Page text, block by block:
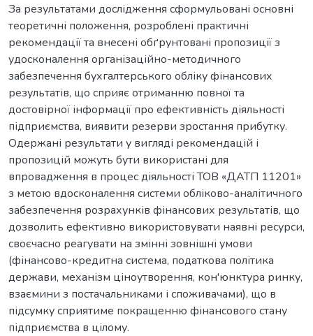
За результатами дослідження сформульовані основні
теоретичні положення, розроблені практичні
рекомендації та внесені обґрунтовані пропозиції з
удосконалення організаційно-методичного
забезпечення бухгалтерського обліку фінансових
результатів, що сприяє отриманню повної та
достовірної інформації про ефективність діяльності
підприємства, виявити резерви зростання прибутку.
Одержані результати у вигляді рекомендацій і
пропозицій можуть бути використані для
впровадження в процес діяльності ТОВ «ДАТП 11201»
з метою вдосконалення системи обліково-аналітичного
забезпечення розрахунків фінансових результатів, що
дозволить ефективно використовувати наявні ресурси,
своєчасно реагувати на змінні зовнішні умови
(фінансово-кредитна система, податкова політика
держави, механізм ціноутворення, кон'юнктура ринку,
взаємини з постачальниками і споживачами), що в
підсумку сприятиме покращенню фінансового стану
підприємства в цілому.